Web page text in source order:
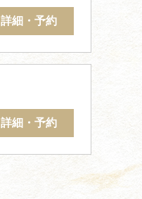
詳細・予約
詳細・予約